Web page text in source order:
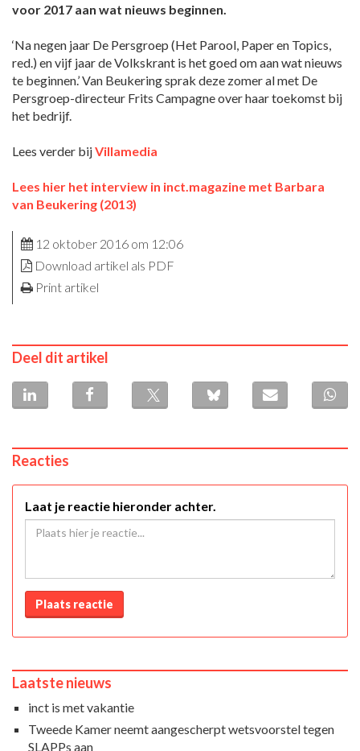
voor 2017 aan wat nieuws beginnen.
‘Na negen jaar De Persgroep (Het Parool, Paper en Topics,
red.) en vijf jaar de Volkskrant is het goed om aan wat nieuws
te beginnen.’ Van Beukering sprak deze zomer al met De
Persgroep-directeur Frits Campagne over haar toekomst bij
het bedrijf.
Lees verder bijVillamedia
Lees hier het interview in inct.magazine met Barbara
van Beukering (2013)
12 oktober 2016 om 12:06
Download artikel als PDF
Print artikel
Deel dit artikel
Reacties
Laat je reactie hieronder achter.
Plaats reactie
Laatste nieuws
inct is met vakantie
Tweede Kamer neemt aangescherpt wetsvoorstel tegen
SLAPPs aan